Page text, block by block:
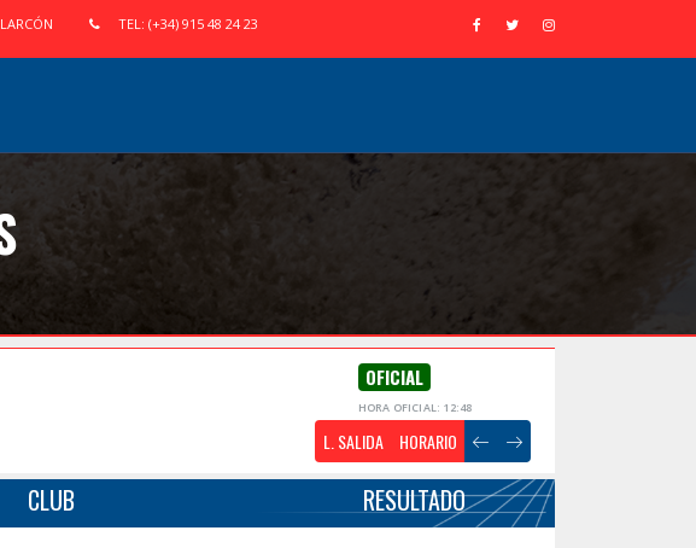
TEL: (+34) 915 48 24 23
OFICIAL
HORA OFICIAL: 12:48
L. SALIDA HORARIO
CLUB RESULTADO